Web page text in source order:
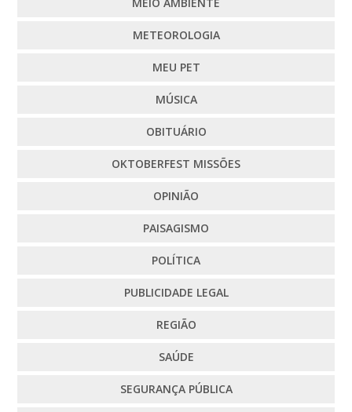
METEOROLOGIA
MEU PET
MÚSICA
OBITUÁRIO
OKTOBERFEST MISSÕES
OPINIÃO
PAISAGISMO
POLÍTICA
PUBLICIDADE LEGAL
REGIÃO
SAÚDE
SEGURANÇA PÚBLICA